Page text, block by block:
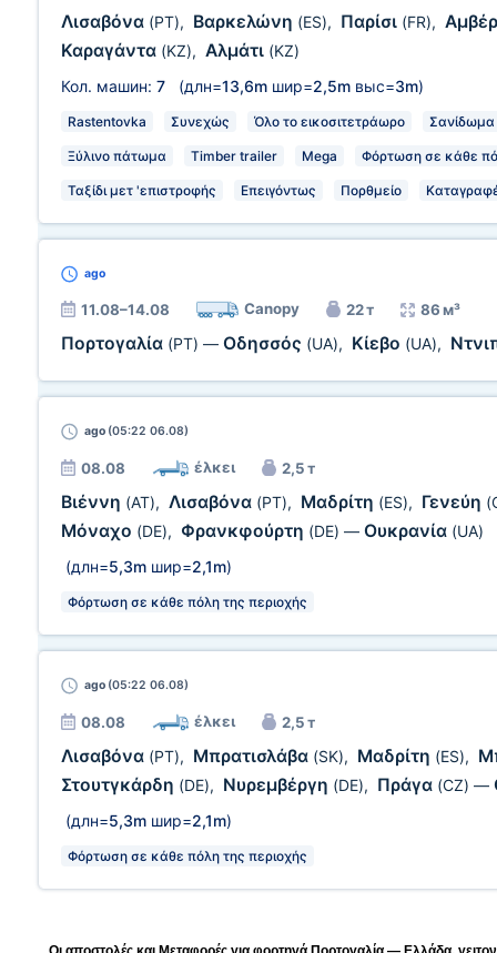
Λισαβόνα (PT), Βαρκελώνη (ES), Παρίσι (FR),
Καραγάντα (KZ), Αλμάτι (KZ)
Кол. машин: 7 (длн=13,6m шир=2,5m выс=3m)
Rastentovka Συνεχώς Όλο το εικοσιτετράωρο Σανίδωμα
Ξύλινο πάτωμα Timber trailer Mega Φόρτωση σε κάθε
Ταξίδι μετ 'επιστροφής Επειγόντως Πορθμείο
ago
11.08–14.08 Canopy 22 т 86 м³
Πορτογαλία (PT) — Οδησσός (UA), Κίεβο (UA),
ago (05:22 06.08)
08.08 έλκει 2,5 т
Βιέννη (AT), Λισαβόνα (PT), Μαδρίτη (ES), Γενεύη
Μόναχο (DE), Φρανκφούρτη (DE) — Ουκρανία (UA)
(длн=5,3m шир=2,1m)
Φόρτωση σε κάθε πόλη της περιοχής
ago (05:22 06.08)
08.08 έλκει 2,5 т
Λισαβόνα (PT), Μπρατισλάβα (SK), Μαδρίτη (ES),
Στουτγκάρδη (DE), Νυρεμβέργη (DE), Πράγα (CZ) —
(длн=5,3m шир=2,1m)
Φόρτωση σε κάθε πόλη της περιοχής